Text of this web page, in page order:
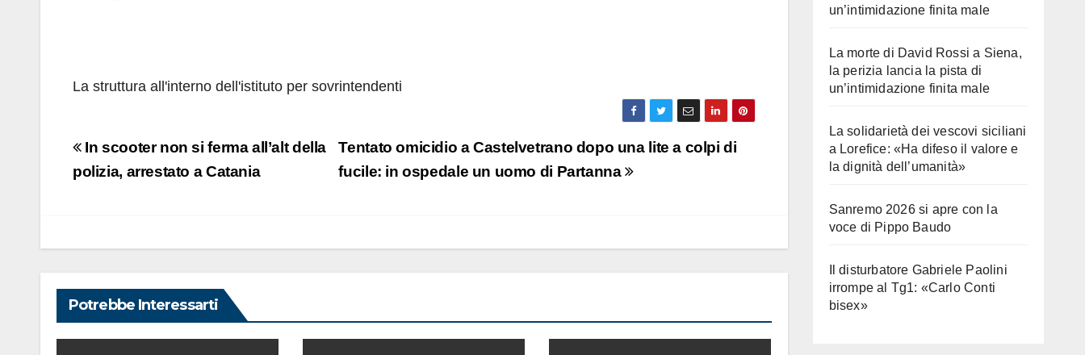
La struttura all'interno dell'istituto per sovrintendenti
Navigazione
articoli
Tentato omicidio a Castelvetrano dopo una lite a colpi di
fucile: in ospedale un uomo di Partanna
In scooter non si ferma all’alt della
polizia, arrestato a Catania
Potrebbe Interessarti
un’intimidazione finita male
La morte di David Rossi a Siena,
la perizia lancia la pista di
un’intimidazione finita male
La solidarietà dei vescovi siciliani
a Lorefice: «Ha difeso il valore e
la dignità dell’umanità»
Sanremo 2026 si apre con la
voce di Pippo Baudo
Il disturbatore Gabriele Paolini
irrompe al Tg1: «Carlo Conti
bisex»